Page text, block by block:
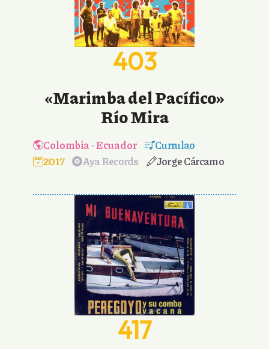
403
«Marimba del Pacífico»
Río Mira
Colombia-Ecuador
Currulao
2017
Aya Records Jorge Cárcamo
417